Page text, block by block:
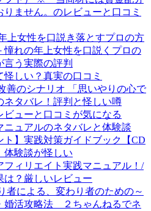
ません。のレビューと口コミ
上女性を口説き落とすプロの方
憧れの年上女性を口説くプロの
う実際の評判
しい？真実の口コミ
善のシナリオ 「思いやりの心で
ネタバレ！評判と怪しい噂
ビューと口コミが気になる
ニュアルのネタバレと体験談
ト】実践対策ガイドブック【CD
験談が怪しい
フィリエイト実践マニュアル！/
は？厳しいレビュー
者による、変わり者のための～
婚活攻略法 ２ちゃんねるでネ